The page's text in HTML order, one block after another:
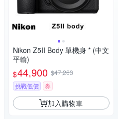
Nikon Z5II Body 單機身 * (中文
平輸)
$44,900 $47,263
挑戰低價
券
加入購物車